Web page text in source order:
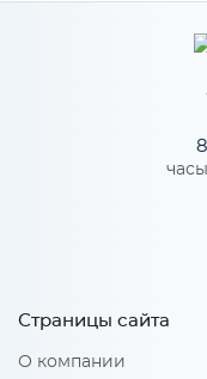
Особенности
Материал 2: ЛДСП/МДФ
Страницы сайта
О компании